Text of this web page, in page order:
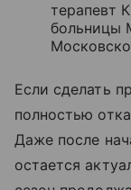
терапевт
больницы
Если сделать
полностью
Даже после
остается